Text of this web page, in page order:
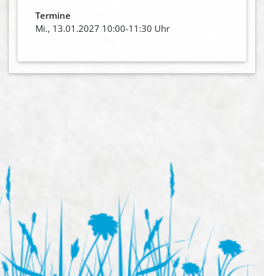
Termine
Mi., 13.01.2027 10:00-11:30 Uhr